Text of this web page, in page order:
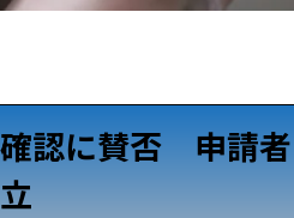
認に賛否 申請者